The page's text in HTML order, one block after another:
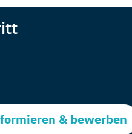
& bewerben